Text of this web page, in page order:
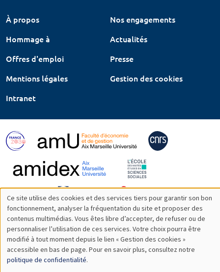
À propos
Nos engagements
Hommage à
Actualités
Offres d'emploi
Presse
Mentions légales
Gestion des cookies
Intranet
Utilisation
des
données
personnelles
Ce site utilise des cookies et des services tiers pour garantir son bon
fonctionnement, analyser la fréquentation du site et proposer des
contenus multimédias. Vous êtes libre d’accepter, de refuser ou de
personnaliser l’utilisation de ces services. Votre choix pourra être
modifié à tout moment depuis le lien « Gestion des cookies »
accessible en bas de page. Pour en savoir plus, consultez notre
politique de confidentialité.